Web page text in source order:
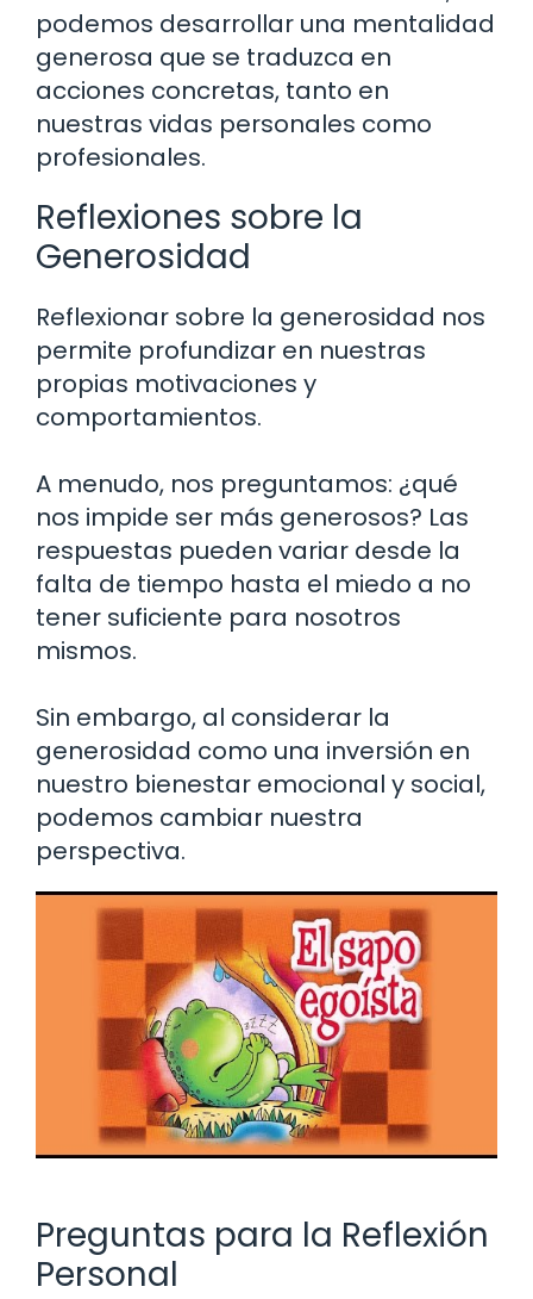
podemos desarrollar una mentalidad
generosa que se traduzca en
acciones concretas, tanto en
nuestras vidas personales como
profesionales.
Reflexiones sobre la
Generosidad
Reflexionar sobre la generosidad nos
permite profundizar en nuestras
propias motivaciones y
comportamientos.
A menudo, nos preguntamos: ¿qué
nos impide ser más generosos? Las
respuestas pueden variar desde la
falta de tiempo hasta el miedo a no
tener suficiente para nosotros
mismos.
Sin embargo, al considerar la
generosidad como una inversión en
nuestro bienestar emocional y social,
podemos cambiar nuestra
perspectiva.
Preguntas para la Reflexión
Personal